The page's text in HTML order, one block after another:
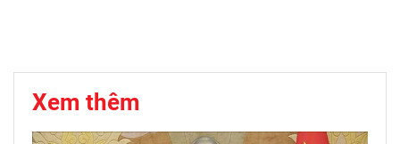
Xem thêm